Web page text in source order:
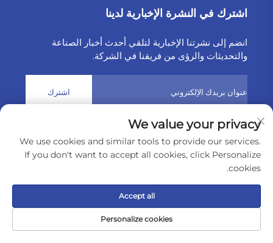
اشترك في النشرة الإخبارية لدينا
انضم إلى نشرتنا الإخبارية لتلقي أحدث أخبار الصناعة
والتحديثات والرؤى من فريقنا في الشركة.
اشترك
حقوق النشر © 2025 بواسطة شركة Weltake للواردات والصادرات
المحدودةسياسة الخصوصية
الصفحة الرئيسية منتج نبذة اتصل
We value your privacy
We use cookies and similar tools to provide our services.
If you don't want to accept all cookies, click Personalize
cookies.
Personalize cookies
Accept all